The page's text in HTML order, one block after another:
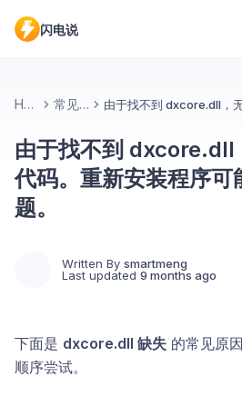
闪电说
Home 常见问题
由于找不到 dxcore.dll
代码。重新安装程序可
题。
Written By smartmeng
Last updated 9 months ago
下面是 dxcore.dll 缺失 的常见原
顺序尝试。